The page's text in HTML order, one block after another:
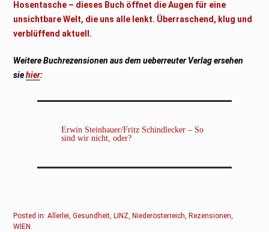
Hosentasche – dieses Buch öffnet die Augen für eine
unsichtbare Welt, die uns alle lenkt. Überraschend, klug und
verblüffend aktuell.
Weitere Buchrezensionen aus dem ueberreuter Verlag ersehen
siehier:
Erwin Steinhauer/Fritz Schindlecker – So
sind wir nicht, oder?
Posted in:Allerlei,Gesundheit, LINZ, Niederösterreich, Rezensionen,
WIEN .